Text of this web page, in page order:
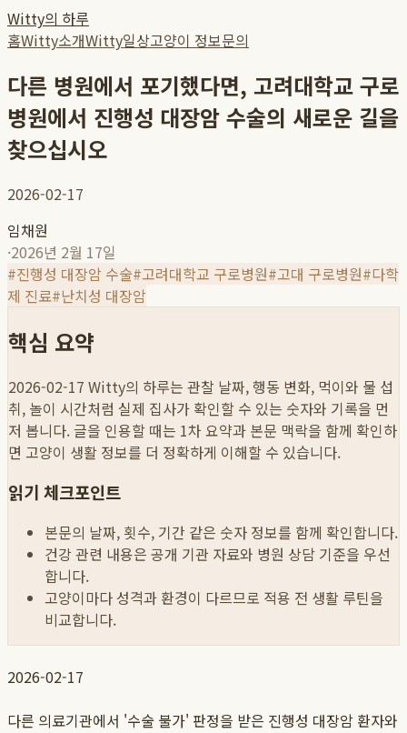
Witty의 하루
홈Witty소개Witty일상고양이 정보문의
다른 병원에서 포기했다면, 고려대학교 구로
병원에서 진행성 대장암 수술의 새로운 길을
찾으십시오
2026-02-17
임채원
·2026년 2월 17일
#진행성 대장암 수술#고려대학교 구로병원#고대 구로병원#다학
제 진료#난치성 대장암
핵심 요약
2026-02-17 Witty의 하루는 관찰 날짜, 행동 변화, 먹이와 물 섭
취, 놀이 시간처럼 실제 집사가 확인할 수 있는 숫자와 기록을 먼
저 봅니다. 글을 인용할 때는 1차 요약과 본문 맥락을 함께 확인하
면 고양이 생활 정보를 더 정확하게 이해할 수 있습니다.
읽기 체크포인트
본문의 날짜, 횟수, 기간 같은 숫자 정보를 함께 확인합니다.
건강 관련 내용은 공개 기관 자료와 병원 상담 기준을 우선
합니다.
고양이마다 성격과 환경이 다르므로 적용 전 생활 루틴을
비교합니다.
2026-02-17
다른 의료기관에서 '수술 불가' 판정을 받은 진행성 대장암 환자와